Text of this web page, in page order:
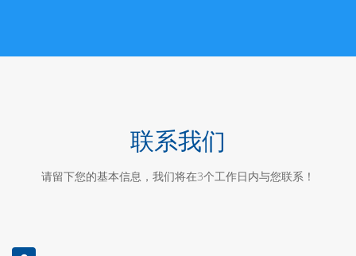
联系我们
请留下您的基本信息，我们将在3个工作日内与您联系！